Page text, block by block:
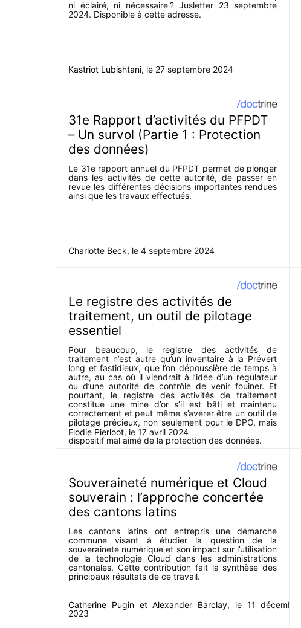
ni éclairé, ni nécessaire ? Jusletter 23 septembre
2024. Disponible à cette adresse.
Kastriot Lubishtani, le 27 septembre 2024
31e Rapport d’activités du PFPDT
– Un survol (Partie 1 : Protection
des données)
Le 31e rapport annuel du PFPDT permet de plonger
dans les activités de cette autorité, de passer en
revue les différentes décisions importantes rendues
ainsi que les travaux effectués.
Charlotte Beck, le 4 septembre 2024
Le registre des activités de
traitement, un outil de pilotage
essentiel
Pour beaucoup, le registre des activités de
traitement n’est autre qu’un inventaire à la Prévert
long et fastidieux, que l’on dépoussière de temps à
autre, au cas où il viendrait à l’idée d’un régulateur
ou d’une autorité de contrôle de venir fouiner. Et
pourtant, le registre des activités de traitement
constitue une mine d’or s’il est bâti et maintenu
correctement et peut même s’avérer être un outil de
pilotage précieux, non seulement pour le DPO, mais
pour l’organisation tout entière. Lumière donc sur ce
dispositif mal aimé de la protection des données.
Elodie Pierloot, le 17 avril 2024
Souveraineté numérique et Cloud
souverain : l’approche concertée
des cantons latins
Les cantons latins ont entrepris une démarche
commune visant à étudier la question de la
souveraineté numérique et son impact sur l’utilisation
de la technologie Cloud dans les administrations
cantonales. Cette contribution fait la synthèse des
principaux résultats de ce travail.
Catherine PuginetAlexander Barclay, le 11 décembre
2023